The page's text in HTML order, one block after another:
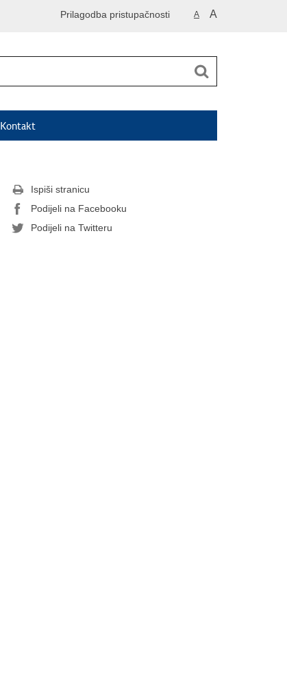
A A
Prilagodba pristupačnosti
Kontakt
Ispiši stranicu
Podijeli na Facebooku
Podijeli na Twitteru